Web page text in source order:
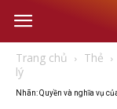
Văn
phòng
Trang chủ Thẻ
lý
Nhãn: Quyền và nghĩa vụ